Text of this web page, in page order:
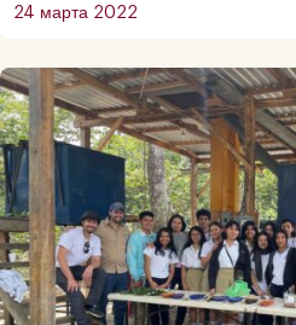
24 марта 2022